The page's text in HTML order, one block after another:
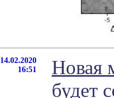
14.02.2020
16:51
Новая
будет